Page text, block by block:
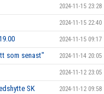
2024-11-15 23:28
2024-11-15 22:40
2024-11-15 09:17
som senast" 2024-11-14 20:05
2024-11-12 23:05
SK 2024-11-12 09:58